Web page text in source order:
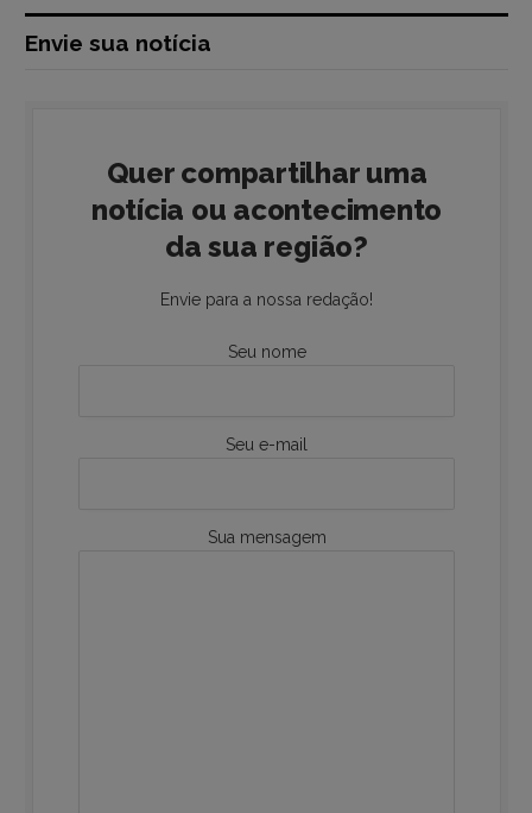
Envie sua notícia
Quer compartilhar uma
notícia ou acontecimento
da sua região?
Envie para a nossa redação!
Seu nome
Seu e-mail
Sua mensagem